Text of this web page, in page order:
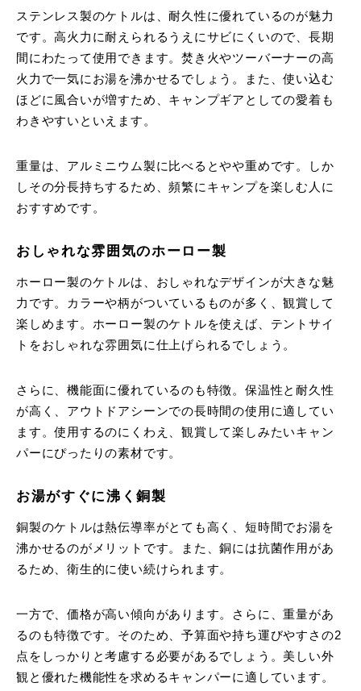
ステンレス製のケトルは、耐久性に優れているのが魅力
です。高火力に耐えられるうえにサビにくいので、長期
間にわたって使用できます。焚き火やツーバーナーの高
火力で一気にお湯を沸かせるでしょう。また、使い込む
ほどに風合いが増すため、キャンプギアとしての愛着も
わきやすいといえます。
重量は、アルミニウム製に比べるとやや重めです。しか
しその分長持ちするため、頻繁にキャンプを楽しむ人に
おすすめです。
おしゃれな雰囲気のホーロー製
ホーロー製のケトルは、おしゃれなデザインが大きな魅
力です。カラーや柄がついているものが多く、観賞して
楽しめます。ホーロー製のケトルを使えば、テントサイ
トをおしゃれな雰囲気に仕上げられるでしょう。
さらに、機能面に優れているのも特徴。保温性と耐久性
が高く、アウトドアシーンでの長時間の使用に適してい
ます。使用するのにくわえ、観賞して楽しみたいキャン
パーにぴったりの素材です。
お湯がすぐに沸く銅製
銅製のケトルは熱伝導率がとても高く、短時間でお湯を
沸かせるのがメリットです。
また、銅には抗菌作用があ
るため、衛生的に使い続けられます。
一方で、価格が高い傾向があります。
さらに、重量があ
るのも特徴です。そのため、予算面や持ち運びやすさの2
点をしっかりと考慮する必要があるでしょう。美しい外
観と優れた機能性を求めるキャンパーに適しています。